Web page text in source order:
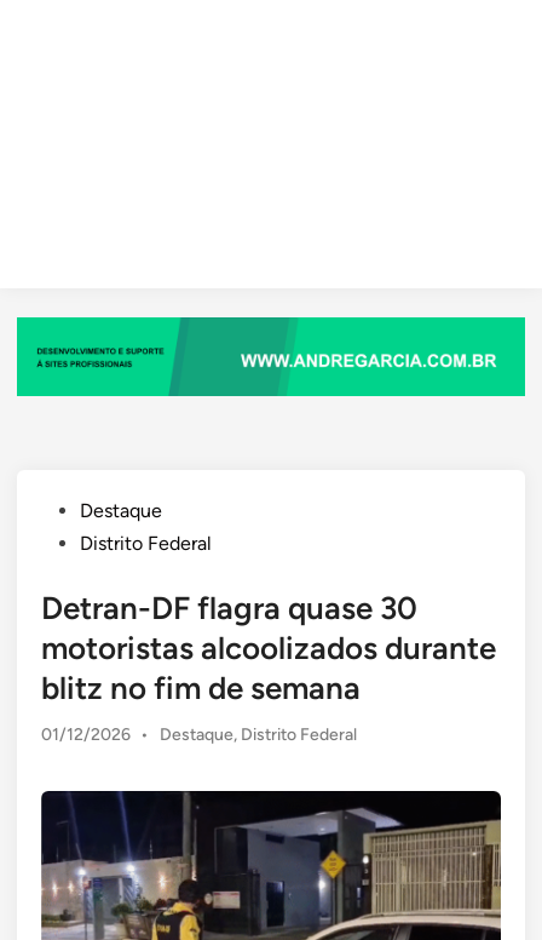
PostedDestaque
Distrito Federal
Detran-DF flagra quase 30
motoristas alcoolizados durante
blitz no fim de semana
01/12/2026 •
Posted
Destaque, Distrito Federal